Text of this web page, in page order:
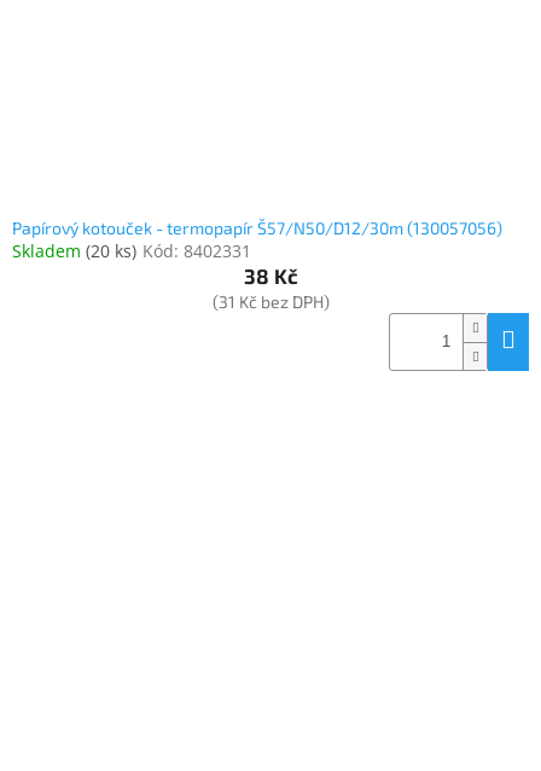
Papírový kotouček - termopapír Š57/N50/D12/30m (130057056)
Skladem (20 ks) Kód: 8402331
38 Kč
(31 Kč bez DPH)